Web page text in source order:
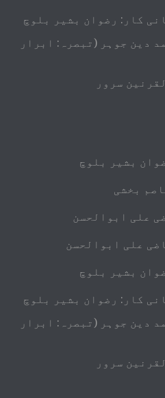
کار: رضوان بشیر بلوچ
دین جوہر (تبصرہ: ابرار
سرور
بشیر بلوچ
بخشی
علی ابوالحسن
علی ابوالحسن
بشیر بلوچ
کار: رضوان بشیر بلوچ
دین جوہر (تبصرہ: ابرار
سرور